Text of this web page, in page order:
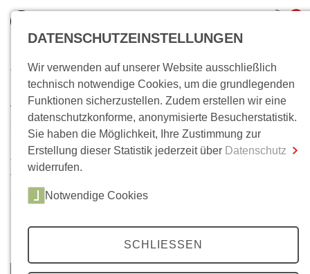
inkl. MwSt.
0,00 €
Zum Warenkorb Zur Kasse
Wo bin ich?
Archiv
35 Jahrgänge, über 200 Ausgaben. Im Laufe der Zeit ist
unser
Mittelweg 36- Archiv auf eine beachtliche Anzahl
von Artikeln angewachsen. Neben Beiträgen zu unseren
ausgewählte Beiträge unserer Literaturbeilagen, zu den
Protestchronik.
DATENSCHUTZEINSTELLUNGEN
Wir verwenden auf unserer Website ausschließlich
technisch notwendige Cookies, um die grundlegenden
Funktionen sicherzustellen. Zudem erstellen wir eine
datenschutzkonforme, anonymisierte Besucherstatistik.
Sie haben die Möglichkeit, Ihre Zustimmung zur
Erstellung dieser Statistik jederzeit über Datenschutz
widerrufen.
Notwendige Cookies
SCHLIESSEN